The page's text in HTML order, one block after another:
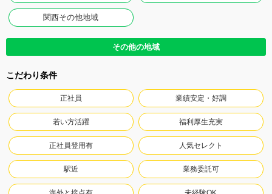
関西その他地域
その他の地域
こだわり条件
正社員 業績安定・好調
若い方活躍 福利厚生充実
正社員登用有 人気セレクト
駅近 業務委託可